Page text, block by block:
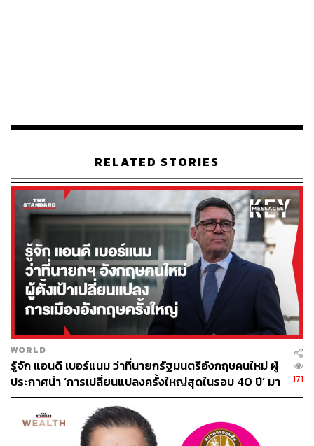
Content Creator ประจำกองบรรณาธิการข่าว
กีฬา สำนักข่าว THE STANDARD ผู้มีงาน
RELATED STORIES
WORLD
รู้จัก แอนดี เบอร์แนม ว่าที่นายกรัฐมนตรีอังกฤษคนใหม่ ผู้
ประกาศนำ ‘การเปลี่ยนแปลงครั้งใหญ่สุดในรอบ 40 ปี’ มา
สู่การเมืองอังกฤษ
171